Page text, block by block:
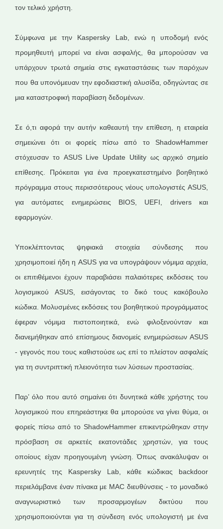
τον τελικό χρήστη.
Σύμφωνα με την Kaspersky Lab, ενώ η υποδομή ενός
προμηθευτή μπορεί να είναι ασφαλής, θα μπορούσαν να
υπάρχουν τρωτά σημεία στις εγκαταστάσεις των παρόχων
που θα υπονόμευαν την εφοδιαστική αλυσίδα, οδηγώντας σε
μια καταστροφική παραβίαση δεδομένων.
Σε ό,τι αφορά την αυτήν καθεαυτή την επίθεση, η εταιρεία
σημειώνει ότι οι φορείς πίσω από το ShadowHammer
στόχευσαν το ASUS Live Update Utility ως αρχικό σημείο
επίθεσης. Πρόκειται για ένα προεγκατεστημένο βοηθητικό
πρόγραμμα στους περισσότερους νέους υπολογιστές ASUS,
για αυτόματες ενημερώσεις BIOS, UEFI, drivers και
εφαρμογών.
Υποκλέπτοντας ψηφιακά στοιχεία σύνδεσης που
χρησιμοποιεί ήδη η ASUS για να υπογράψουν νόμιμα αρχεία,
οι επιτιθέμενοι έχουν παραβιάσει παλαιότερες εκδόσεις του
λογισμικού ASUS, εισάγοντας το δικό τους κακόβουλο
κώδικα. Μολυσμένες εκδόσεις του βοηθητικού προγράμματος
έφεραν νόμιμα πιστοποιητικά, ενώ φιλοξενούνταν και
διανεμήθηκαν από επίσημους διανομείς ενημερώσεων ASUS
- γεγονός που τους καθιστούσε ως επί το πλείστον ασφαλείς
για τη συντριπτική πλειονότητα των λύσεων προστασίας.
Παρ’ όλο που αυτό σημαίνει ότι δυνητικά κάθε χρήστης του
λογισμικού που επηρεάστηκε θα μπορούσε να γίνει θύμα, οι
φορείς πίσω από το ShadowHammer επικεντρώθηκαν στην
πρόσβαση σε αρκετές εκατοντάδες χρηστών, για τους
οποίους είχαν προηγουμένη γνώση. Όπως ανακάλυψαν οι
ερευνητές της Kaspersky Lab, κάθε κώδικας backdoor
περιελάμβανε έναν πίνακα με MAC διευθύνσεις - το μοναδικό
αναγνωριστικό των προσαρμογέων δικτύου που
χρησιμοποιούνται για τη σύνδεση ενός υπολογιστή με ένα